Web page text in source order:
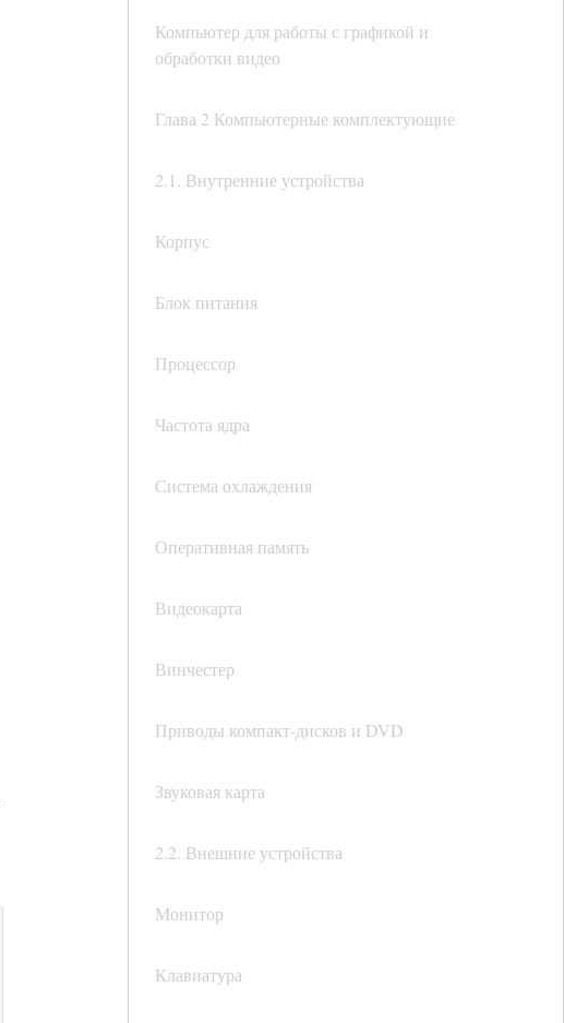
Компьютер для работы с графикой и
обработки видео
Глава 2 Компьютерные комплектующие
2.1. Внутренние устройства
Корпус
Блок питания
Процессор
Частота ядра
Система охлаждения
Оперативная память
Видеокарта
Винчестер
Приводы компакт-дисков и DVD
Звуковая карта
2.2. Внешние устройства
Монитор
Клавиатура